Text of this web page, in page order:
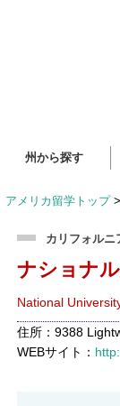
州から探す
アメリカ留学トップ >
カリフォル
ナショナ
National
住所：9388
WEBサイト：